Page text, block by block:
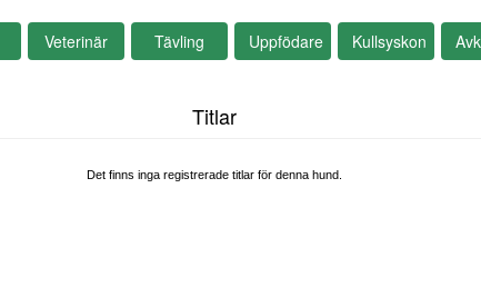
Titlar
Det finns inga registrerade titlar för denna hund.